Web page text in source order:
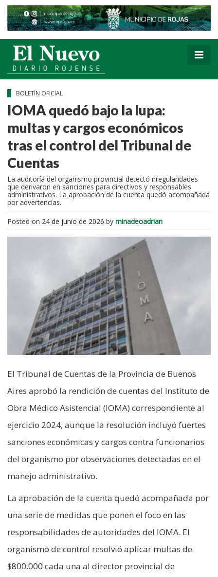
BOLETÍN OFICIAL
IOMA quedó bajo la lupa:
multas y cargos económicos
tras el control del Tribunal de
Cuentas
La auditoría del organismo provincial detectó irregularidades
que derivaron en sanciones para directivos y responsables
administrativos. La aprobación de la cuenta quedó acompañada
por advertencias.
Posted on 24 de junio de 2026 by minadeoadrian
El Tribunal de Cuentas de la Provincia de Buenos
Aires aprobó la rendición de cuentas del Instituto de
Obra Médico Asistencial (IOMA) correspondiente al
ejercicio 2024, aunque la resolución incluyó fuertes
sanciones económicas y cargos contra funcionarios
del organismo por observaciones detectadas en el
manejo administrativo.
La aprobación de la cuenta quedó acompañada por
una serie de medidas que ponen el foco en las
responsabilidades de autoridades del IOMA. El
organismo de control resolvió aplicar multas de
$800.000 cada una al director provincial de